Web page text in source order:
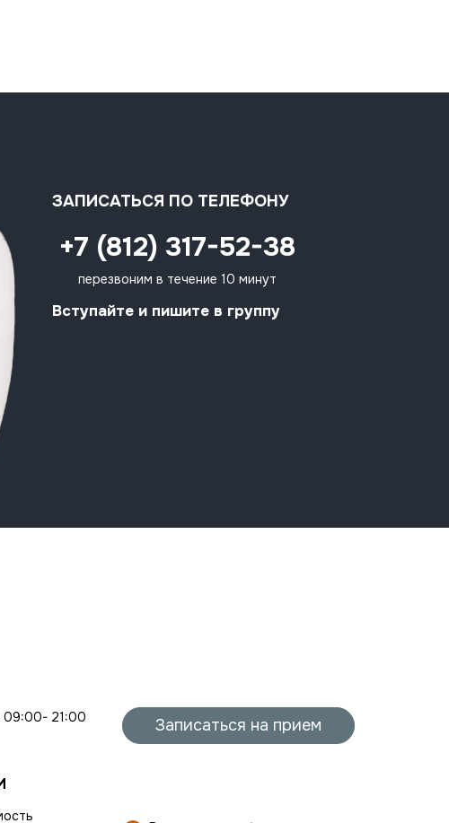
ЗАПИСАТЬСЯ ПО ТЕЛЕФОНУ
+7 (812) 317-52-38
перезвоним в течение 10 минут
Вступайте и пишите в группу
09:00- 21:00 Записаться на прием